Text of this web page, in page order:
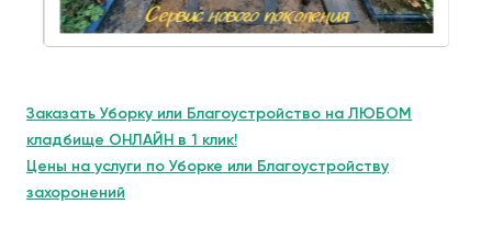
Заказать Уборку или Благоустройство на ЛЮБОМ
кладбище ОНЛАЙН в 1 клик!
Цены на услуги по Уборке или Благоустройству
захоронений